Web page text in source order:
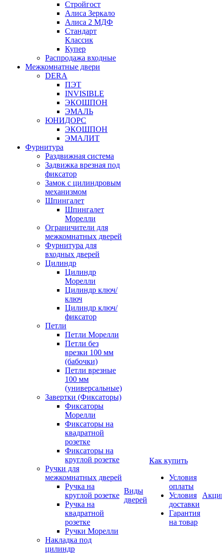
Стройгост
Алиса Зеркало
Алиса 2 МДФ
Стандарт
Классик
Купер
Распродажа входные
Межкомнатные двери
DERA
ПЭТ
INVISIBLE
ЭКОШПОН
ЭМАЛЬ
ЮНИДОРС
ЭКОШПОН
ЭМАЛИТ
Фурнитура
Раздвижная система
Задвижка врезная под
фиксатор
Замок с цилиндровым
механизмом
Шпингалет
Шпингалет
Морелли
Ограничители для
межкомнатных дверей
Фурнитура для
входных дверей
Цилиндр
Цилиндр
Морелли
Цилиндр ключ/
ключ
Цилиндр ключ/
фиксатор
Петли
Петли Морелли
Петли без
врезки 100 мм
(бабочки)
Петли врезные
100 мм
(универсальные)
Завертки (Фиксаторы)
Фиксаторы
Морелли
Фиксаторы на
квадратной
розетке
Фиксаторы на
круглой розетке
Ручки для
межкомнатных дверей
Ручка на
круглой розетке
Ручка на
квадратной
розетке
Ручки Морелли
Накладка под
цилиндр
Виды
дверей
Как купить
Условия
оплаты
Условия
доставки
Гарантия
на товар